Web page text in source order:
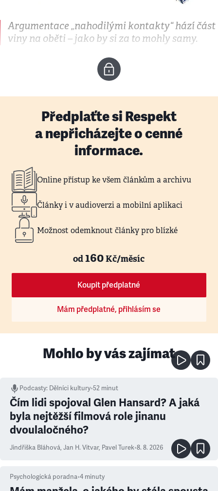
Argumentace „nahodilými kontakty“ hází část
viny na oběti – jako by si za to mohly samy.
Předplaťte si Respekt
a nepřicházejte o cenné
informace.
Online přístup ke všem článkům a archivu
Články i v audioverzi a mobilní aplikaci
Možnost odemknout články pro blízké
od160Kč/měsíc
Koupit předplatné
Mám předplatné, přihlásím se
Mohlo by vás zajímat
Podcasty: Dělníci kultury•52 minut
Čím lidi spojoval Glen Hansard? A jaká
byla nejtěžší filmová role jinanu
dvoulaločného?
Jindřiška Bláhová, Jan H. Vitvar, Pavel Turek•8. 8. 2026
Psychologická poradna•4 minuty